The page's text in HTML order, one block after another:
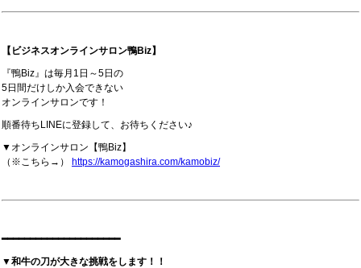
【ビジネスオンラインサロン鴨Biz】
『鴨Biz』は毎月1日～5日の
5日間だけしか入会できない
オンラインサロンです！
順番待ちLINEに登録して、お待ちください♪
▼オンラインサロン【鴨Biz】
（※こちら→） https://kamogashira.com/kamobiz/
━━━━━━━━━━━━━━━━━━━━━
▼和牛の刀が大きな挑戦をします！！